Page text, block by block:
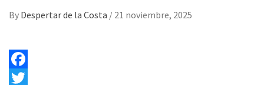
By Despertar de la Costa / 21 noviembre, 2025
Facebook